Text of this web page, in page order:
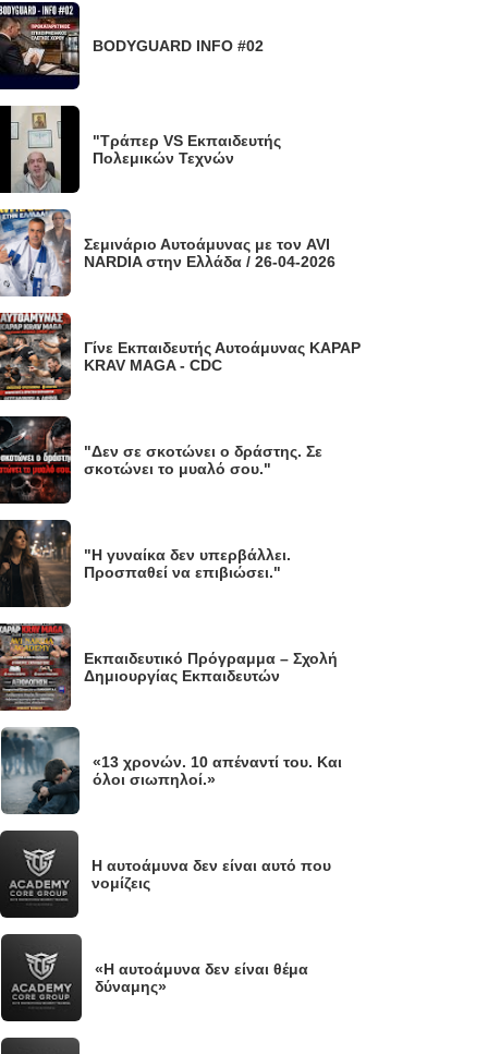
BODYGUARD INFO #02
"Τράπερ VS Εκπαιδευτής
Πολεμικών Τεχνών
Σεμινάριο Αυτοάμυνας με τον AVI
NARDIA στην Ελλάδα / 26-04-2026
Γίνε Εκπαιδευτής Αυτοάμυνας KAPAP
KRAV MAGA - CDC
"Δεν σε σκοτώνει ο δράστης. Σε
σκοτώνει το μυαλό σου."
"Η γυναίκα δεν υπερβάλλει.
Προσπαθεί να επιβιώσει."
Εκπαιδευτικό Πρόγραμμα – Σχολή
Δημιουργίας Εκπαιδευτών
«13 χρονών. 10 απέναντί του. Και
όλοι σιωπηλοί.»
Η αυτοάμυνα δεν είναι αυτό που
νομίζεις
«Η αυτοάμυνα δεν είναι θέμα
δύναμης»